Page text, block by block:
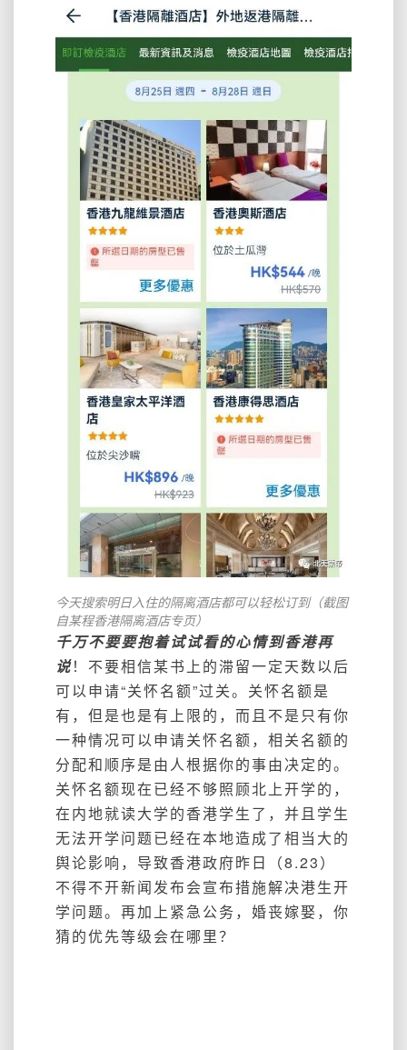
今天搜索明日入住的隔离酒店都可以轻松订到（截图
自某程香港隔离酒店专页）
千万不要要抱着试试看的心情到香港再
说！不要相信某书上的滞留一定天数以后
可以申请“关怀名额”过关。关怀名额是
有，但是也是有上限的，而且不是只有你
一种情况可以申请关怀名额，相关名额的
分配和顺序是由人根据你的事由决定的。
关怀名额现在已经不够照顾北上开学的，
在内地就读大学的香港学生了，并且学生
无法开学问题已经在本地造成了相当大的
舆论影响，导致香港政府昨日（8.23）
不得不开新闻发布会宣布措施解决港生开
学问题。再加上紧急公务，婚丧嫁娶，你
猜的优先等级会在哪里？